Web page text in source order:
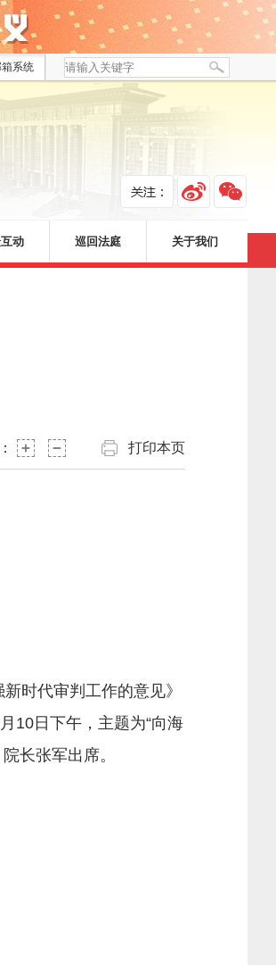
系统
动 巡回法庭 关于我们
打印本页
时代审判工作的意见》
10日下午，主题为“向海
长张军出席。